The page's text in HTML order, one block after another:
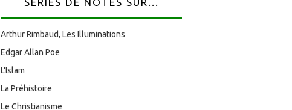
Arthur Rimbaud, Les Illuminations
Edgar Allan Poe
L'Islam
La Préhistoire
Le Christianisme